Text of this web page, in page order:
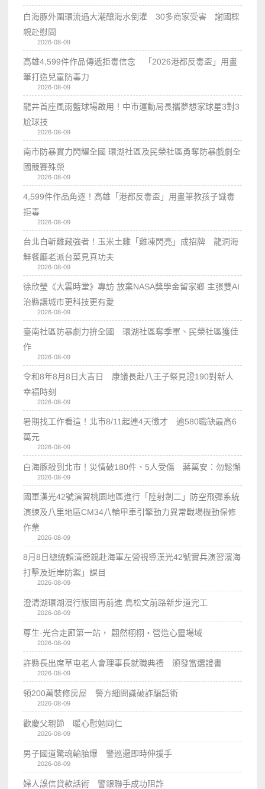
白海豚外圍環流遇大潮釀海水倒灌 30多商家受害 謝國樑
親赴慰問
2026-08-09
高雄4,599件作品傳遞拒毒信念 「2026港都反毒盃」用畫
筆打造兒童防毒力
2026-08-09
龍井首座風雨籃球場啟用！中市運動局長攜夢想家球星3對3
尬球技
2026-08-09
南市防暴實力閃耀全國 環湖社區及民榮社區勇奪防暴戲劇全
國競賽殊榮
2026-08-09
4,599件作品角逐！高雄「港都反毒盃」用畫筆教孩子識毒
拒毒
2026-08-09
台北白斬雞藏強者！玉米土雞「雞凍閃亮」成招牌 龍洞海
鮮餐廳老派台菜見真功夫
2026-08-09
徐欣瑩《大雲時堂》專訪 放棄NASA獎學金留家鄉 主張雙AI
治縣讓城市更科技更有愛
2026-08-09
臺南社區防暴劇力拚全國 環湖社區奪季軍、民榮社區獲佳
作
2026-08-09
令和8年8月8日大吉日 康議長赴八王子祭見證190對新人
幸福時刻
2026-08-09
暑期找工作看這！北市8/11起連4天徵才 逾580職缺最高6
萬元
2026-08-09
白海豚殺到北市！災情破180件、5人受傷 蔣萬安：勿鬆懈
2026-08-09
國軍漢光42號演習桃園地區進行「陸射劍二」防空飛彈系統
演練及八里地區CM34八輪甲車引擎動力異常戰場機動保修
作業
2026-08-09
8月8日總統賴清德親赴海軍左營視導漢光42號實兵演習濱海
打擊及近岸防禦」課目
2026-08-09
澄清湖環湖漫行版圖再前進 鳥松文前路新步道完工
2026-08-09
尊生·光合走廊第一站， 翩然栩栩・營造心靈場域
2026-08-09
許縣長出席草屯老人會理事長就職典禮 頒發當選證書
2026-08-09
領200萬裝修房屋 警方細問識破詐騙話術
2026-08-09
歡慶父親節 暖心慰勉同仁
2026-08-09
男子國道驚魂輪胎爆 警巡邏即時伸援手
2026-08-09
婦人誤信貸款話術 警銀聯手成功阻詐